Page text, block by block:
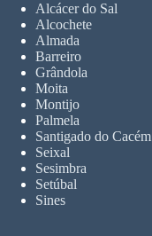
Alcácer do Sal
Alcochete
Almada
Barreiro
Grândola
Moita
Montijo
Palmela
Santigado do Cacém
Seixal
Sesimbra
Setúbal
Sines